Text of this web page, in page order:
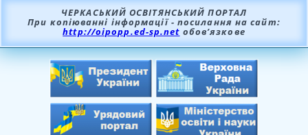
ЧЕРКАСЬКИЙ ОСВІТЯНСЬКИЙ ПОРТАЛ
При копіюванні інформації - посилання на сайт:
http://oipopp.ed-sp.net обов’язкове